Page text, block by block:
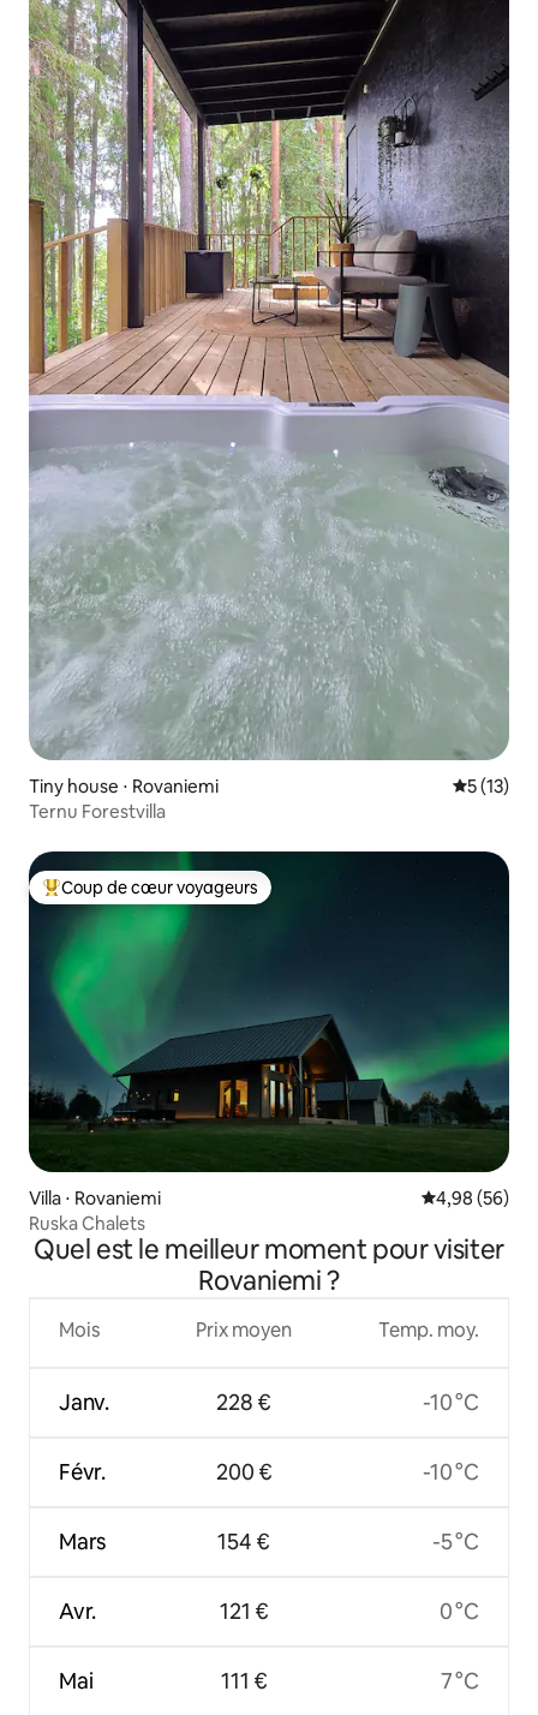
Tiny house ⋅ Rovaniemi
5 (13)
Ternu Forestvilla
Coups de cœur voyageurs les plus appréciés
Coup de cœur voyageurs
Villa ⋅ Rovaniemi Évaluation
4,98 (56)
Ruska Chalets
Quel est le meilleur moment pour visiter
Rovaniemi ?
Mois
Janv.
Févr.
Mars
Avr.
Mai
Prix moyen
228 €
200 €
154 €
121 €
111 €
Temp. moy.
-10 °C
-10 °C
-5 °C
0 °C
7 °C